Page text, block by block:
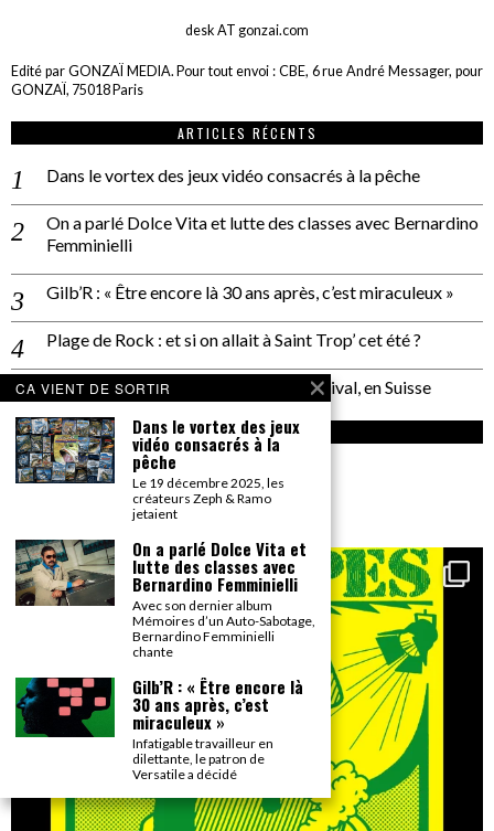
desk AT gonzai.com
Edité par GONZAÏ MEDIA. Pour tout envoi : CBE, 6 rue André Messager, pour
GONZAÏ, 75018 Paris
ARTICLES RÉCENTS
Dans le vortex des jeux vidéo consacrés à la pêche
On a parlé Dolce Vita et lutte des classes avec Bernardino
Femminielli
Gilb’R : « Être encore là 30 ans après, c’est miraculeux »
Plage de Rock : et si on allait à Saint Trop’ cet été ?
Un reportage pas neutre au PALP Festival, en Suisse
INSTAGRAM
gonzai_magazine
Seul le détail compte.
CA VIENT DE SORTIR
Dans le vortex des jeux
vidéo consacrés à la
pêche
Le 19 décembre 2025, les
créateurs Zeph & Ramo
jetaient
On a parlé Dolce Vita et
lutte des classes avec
Bernardino Femminielli
Avec son dernier album
Mémoires d’un Auto-Sabotage,
Bernardino Femminielli
chante
Gilb’R : « Être encore là
30 ans après, c’est
miraculeux »
Infatigable travailleur en
dilettante, le patron de
Versatile a décidé